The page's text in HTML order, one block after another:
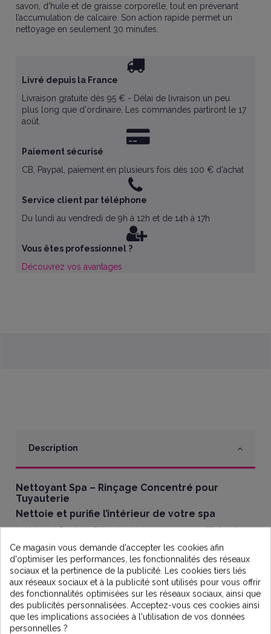
savon, d’huile et de graisse corporelle, tout en prévenant
l’accumulation de calcaire. Son action rapide permet un
nettoyage en seulement 30 minutes.
Livré depuis la France
Livraison gratuite dès 95 € - Délai de livraison un peu
plus long que d'ordinaire. Les commandes partiront le 17
août.
Paiement sécurisé
CB, Paypal, paiement en plusieurs fois dès 100 € d'achat
Service client par téléphone
Du lundi au vendredi de 9h à 12h et de 14h à 17h
Vous êtes professionnel ?
Découvrez vos avantages
Description
Nettoyant Spa – Rinçage Concentré pour
Tuyauterie
Nettoie et purifie l’intérieur de votre spa
Le Nettoyant Spa de Lo-Chlor est spécialement conçu pouréliminer les
avant la vidange. Sa formule concentrée dissout efficacement les dépôts
de savon, d’huile et de graisse corporelle, tout en prévenant l’accumulation
de calcaire. Sonaction rapide permet un nettoyage en seulement 30
minutes.
Les avantages du Nettoyant Spa Lo-Chlor
Formule concentrée pour une efficacité maximale
Ce magasin vous demande d'accepter les cookies afin
d'optimiser les performances, les fonctionnalités des réseaux
sociaux et la pertinence de la publicité. Les cookies tiers liés
aux réseaux sociaux et à la publicité sont utilisés pour vous offrir
des fonctionnalités optimisées sur les réseaux sociaux, ainsi que
des publicités personnalisées. Acceptez-vous ces cookies ainsi
que les implications associées à l'utilisation de vos données
personnelles ?